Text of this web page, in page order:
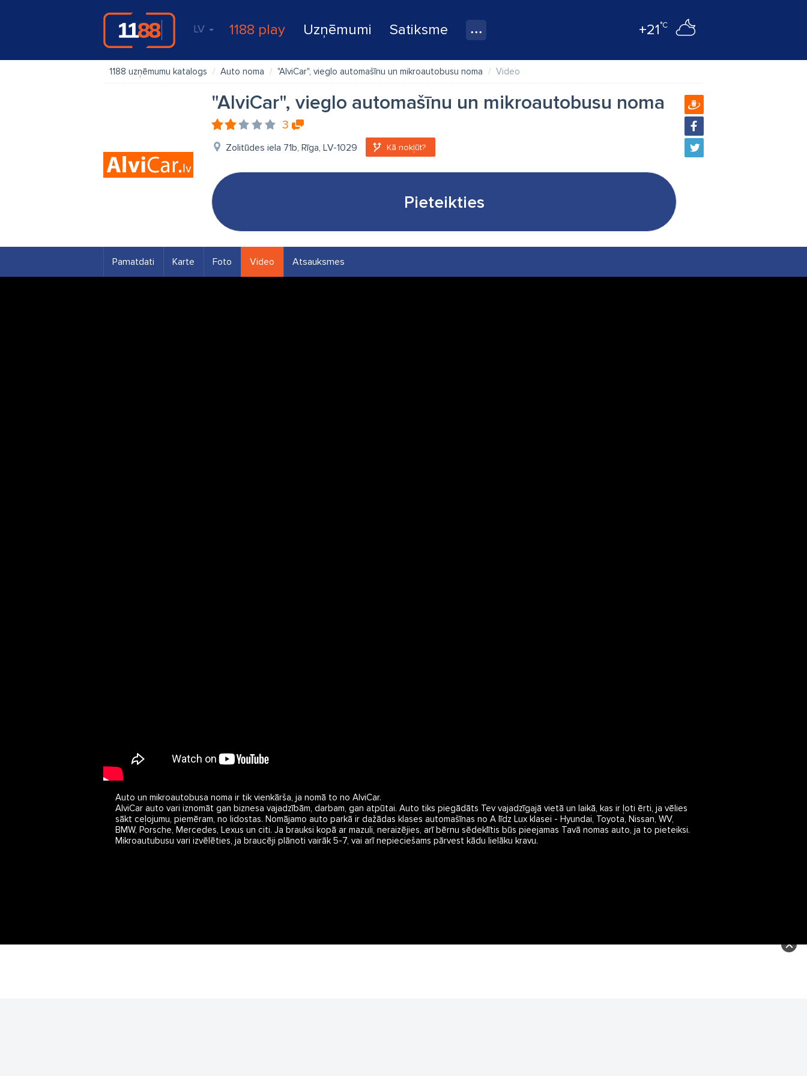
LV 1188 play Uzņēmumi Satiksme +21°C
1188 uzņēmumu katalogs Auto noma "AlviCar", vieglo automašīnu un mikroautobusu noma Video
"AlviCar", vieglo automašīnu un mikroautobusu noma
3
Zolitūdes iela 71b, Rīga, LV-1029 Kā nokļūt?
Pieteikties
Pamatdati Karte Foto Video Atsauksmes
Auto un mikroautobusa noma ir tik vienkārša, ja nomā to no AlviCar.
AlviCar auto vari iznomāt gan biznesa vajadzībām, darbam, gan atpūtai. Auto tiks piegādāts Tev vajadzīgajā vietā un laikā, kas ir ļoti ērti, ja vēlies
sākt ceļojumu, piemēram, no lidostas. Nomājamo auto parkā ir dažādas klases automašīnas no A līdz Lux klasei - Hyundai, Toyota, Nissan, WV,
BMW, Porsche, Mercedes, Lexus un citi. Ja brauksi kopā ar mazuli, neraizējies, arī bērnu sēdeklītis būs pieejamas Tavā nomas auto, ja to pieteiksi.
Mikroautubusu vari izvēlēties, ja braucēji plānoti vairāk 5-7, vai arī nepieciešams pārvest kādu lielāku kravu.